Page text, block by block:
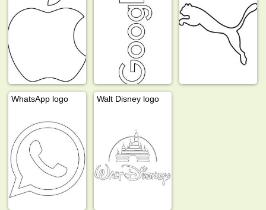
WhatsApp logo Walt Disney logo